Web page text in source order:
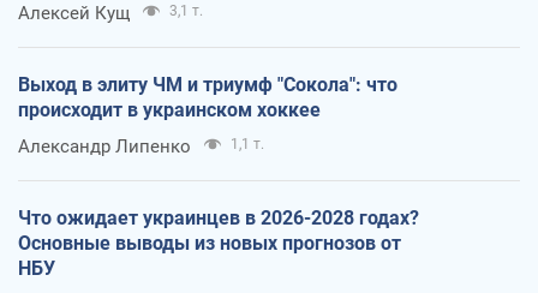
Алексей Кущ 3,1 т.
Выход в элиту ЧМ и триумф "Сокола": что
происходит в украинском хоккее
Александр Липенко 1,1 т.
Что ожидает украинцев в 2026-2028 годах?
Основные выводы из новых прогнозов от
НБУ